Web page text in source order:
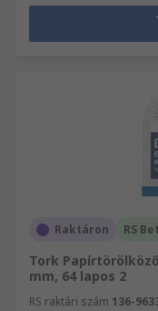
Raktáron RS
Tork
mm, 64 lapos 2
RS raktári szám 136-